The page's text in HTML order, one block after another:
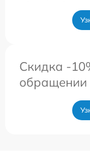
Скидка -
обращении